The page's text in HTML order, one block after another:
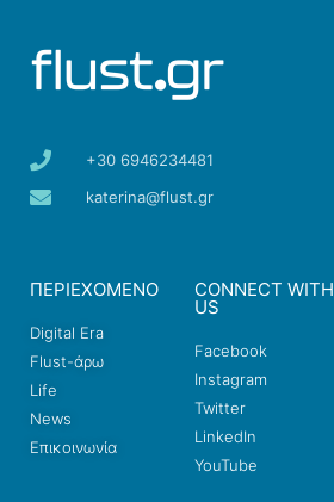
+30 6946234481
katerina@flust.gr
ΠΕΡΙΕΧΟΜΕΝΟ
Digital Era
Flust-άρω
Life
News
Επικοινωνία
CONNECT WITH
US
Facebook
Instagram
Twitter
LinkedIn
YouTube